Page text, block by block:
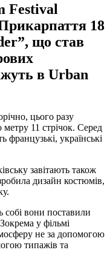
Festival
18
що став
в Urban
цього разу
метру 11 стрічок. Серед
французькі, українські
завітають також
дизайн костюмів,
собі вони поставили
у фільмі
не за допомогою
типажів та